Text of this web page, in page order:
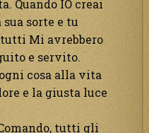
Quando IO creai
sua sorte e tu
Mi avrebbero
e servito.
cosa alla vita
e la giusta luce
tutti gli